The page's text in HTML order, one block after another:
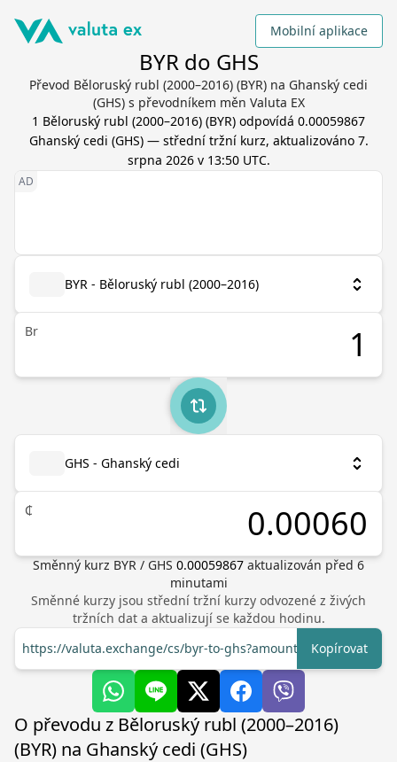
Mobilní aplikace
BYR do GHS
Převod Běloruský rubl (2000–2016) (BYR) na Ghanský cedi
(GHS) s převodníkem měn Valuta EX
1 Běloruský rubl (2000–2016) (BYR) odpovídá 0.00059867
Ghanský cedi (GHS) — střední tržní kurz, aktualizováno 7.
srpna 2026 v 13:50 UTC.
BYR - Běloruský rubl (2000–2016)
Br
GHS - Ghanský cedi
₵
Směnný kurz BYR / GHS 0.00059867 aktualizován před 6
minutami
Směnné kurzy jsou střední tržní kurzy odvozené z živých
tržních dat a aktualizují se každou hodinu.
https://valuta.exchange/cs/byr-to-ghs?amount=1 Kopírovat
O převodu z Běloruský rubl (2000–2016)
(BYR) na Ghanský cedi (GHS)